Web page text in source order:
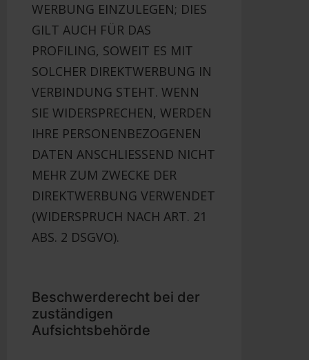
WERBUNG EINZULEGEN; DIES
GILT AUCH FÜR DAS
PROFILING, SOWEIT ES MIT
SOLCHER DIREKTWERBUNG IN
VERBINDUNG STEHT. WENN
SIE WIDERSPRECHEN, WERDEN
IHRE PERSONENBEZOGENEN
DATEN ANSCHLIESSEND NICHT
MEHR ZUM ZWECKE DER
DIREKTWERBUNG VERWENDET
(WIDERSPRUCH NACH ART. 21
ABS. 2 DSGVO).
Beschwerderecht bei der
zuständigen
Aufsichtsbehörde